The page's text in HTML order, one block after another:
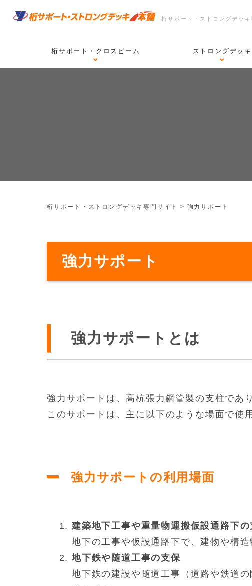
桁サポート・ストロングデッキ
桁サポート・クロスビーム ストロングデッキ
桁サポート・ストロングデッキ専門サイト > 強力サポート
強力サポート
強力サポートとは
強力サポートは、高杭張力鋼管製の支柱であ
このサポートは、主に以下のような場面で使
強力サポートの利用場面
建築地下工事や重量物運搬仮設通路下の
地下の工事や仮設通路下で、建物や構
地下鉄や随道工事の支保
地下鉄の建設や随道工事（道路や鉄道